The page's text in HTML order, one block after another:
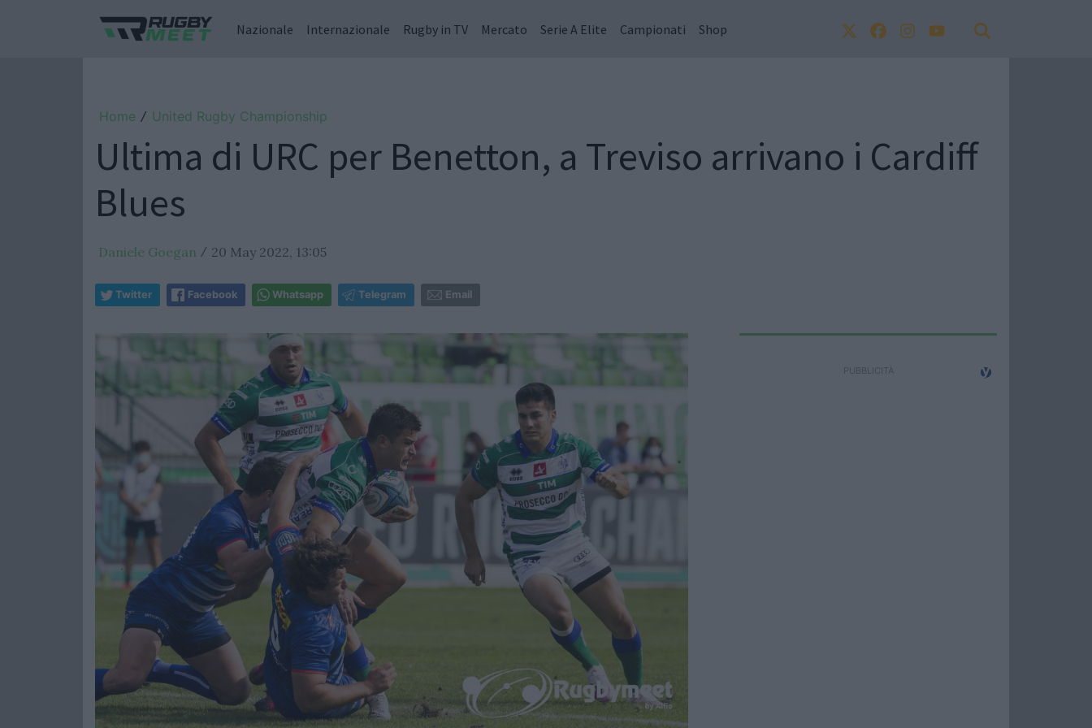
Nazionale Internazionale Rugby in TV Mercato Serie A Elite Campionati Shop
Home / United Rugby Championship
Ultima di URC per Benetton, a Treviso arrivano i Cardiff
Blues
Daniele Goegan / 20 May 2022, 13:05
Twitter Facebook Whatsapp Telegram Email